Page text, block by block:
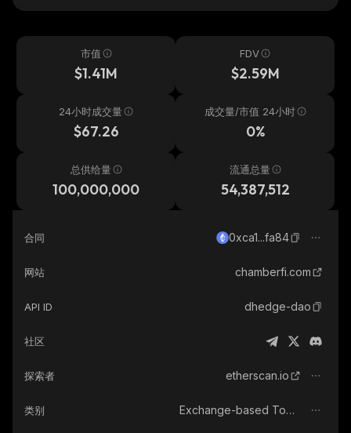
市值
$1.41M
FDV
$2.59M
24小时成交量
$67.26
成交量/市值 24小时
0%
总供给量
100,000,000
流通总量
54,387,512
合同 0xca1...fa84
网站 chamberfi.com
API ID dhedge-dao
社区
探索者 etherscan.io
类别 Exchange-based Tokens